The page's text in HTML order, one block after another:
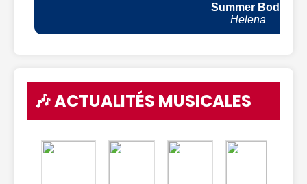
Summer Body
Helena
🎶 ACTUALITÉS MUSICALES